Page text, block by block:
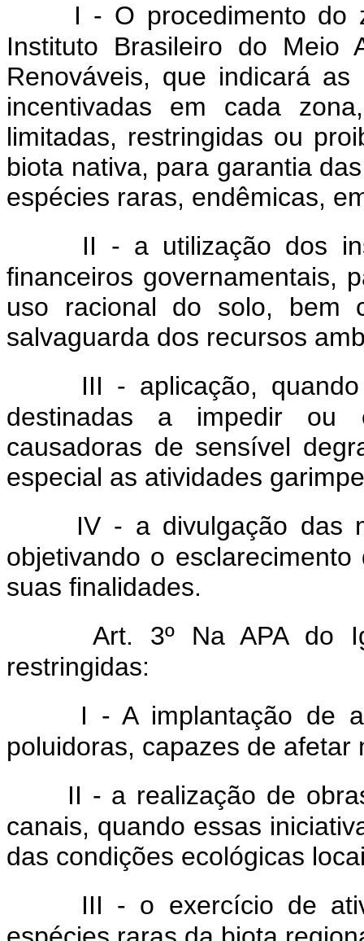
I - O procedimento do
Instituto Brasileiro do Meio
Renováveis, que indicará
incentivadas em cada
limitadas, restringidas ou
biota nativa, para garantia
espécies raras, endêmicas,
II - a utilização dos
financeiros governamentais,
uso racional do solo, bem
salvaguarda dos recursos
III - aplicação,
destinadas a impedir ou
causadoras de sensível
especial as atividades
IV - a divulgação das
objetivando o
suas finalidades.
Art. 3º Na APA do
restringidas:
I - A implantação de
poluidoras, capazes de afetar
II - a realização de
canais, quando essas
das condições ecológicas
III - o exercício de